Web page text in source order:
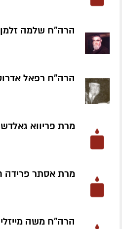
הרה"ח שלמה
הרה"ח רפאל
מרת פריווא
מרת אסתר פרידה
הרה"ח משה